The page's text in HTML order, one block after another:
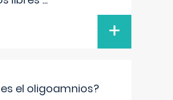
+
el oligoamnios?